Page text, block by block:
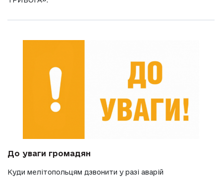
До уваги громадян
Куди мелітопольцям дзвонити у разі аварій